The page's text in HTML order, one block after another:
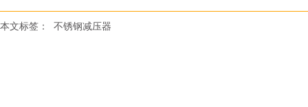
本文标签： 不锈钢减压器